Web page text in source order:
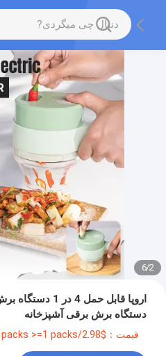
2
/
6
دستگاه برش برقی آشپزخانه
قیمت：$2.98/packs >=1 packs